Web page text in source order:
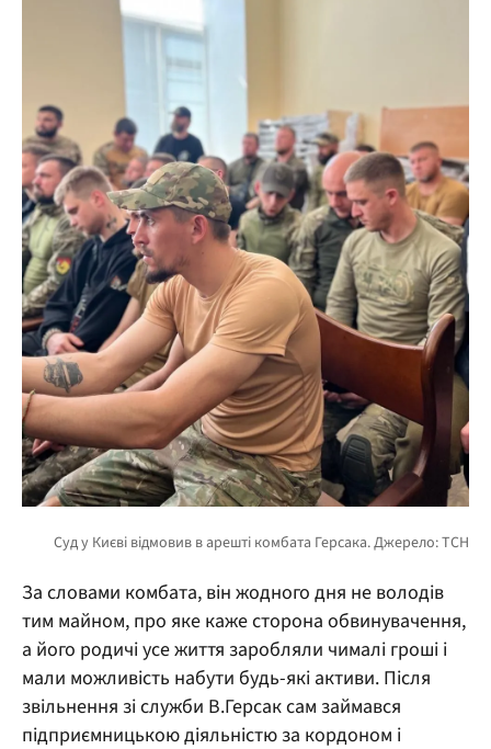
За словами комбата, він жодного дня не володів
тим майном, про яке каже сторона обвинувачення,
а його родичі усе життя заробляли чималі гроші і
мали можливість набути будь-які активи. Після
звільнення зі служби В.Герсак сам займався
підприємницькою діяльністю за кордоном і